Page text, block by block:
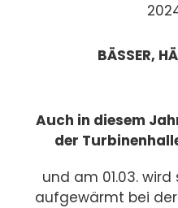
BÄSSER,
Auch in diesem
der
und am 01.03.
aufgewärmt bei